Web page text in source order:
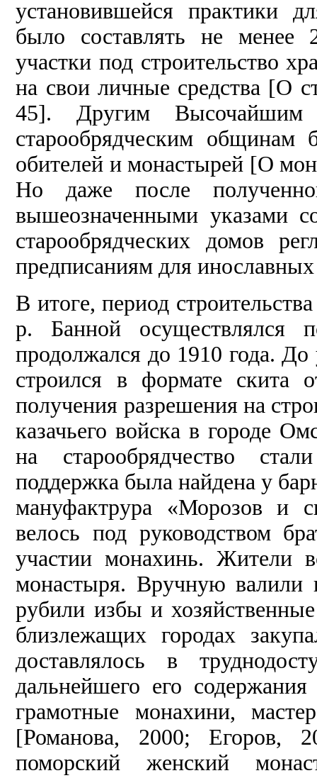
установившейся практики
было составлять не менее
участки под строительство
на свои личные средства [О
45]. Другим
старообрядческим общинам
обителей и монастырей [О
Но даже после
вышеозначенными указами
старообрядческих домов
предписаниям для
В итоге, период
р. Банной осуществлялся
продолжался до 1910 года. До
строился в формате скита
получения разрешения на
казачьего войска в городе
на старообрядчество
поддержка была найдена у
мануфактрура «Морозов и
велось под руководством
участии монахинь. Жители
монастыря. Вручную валили
рубили избы и
близлежащих городах
доставлялось в
дальнейшего его
грамотные монахини,
[Романова, 2000; Егоров,
поморский женский